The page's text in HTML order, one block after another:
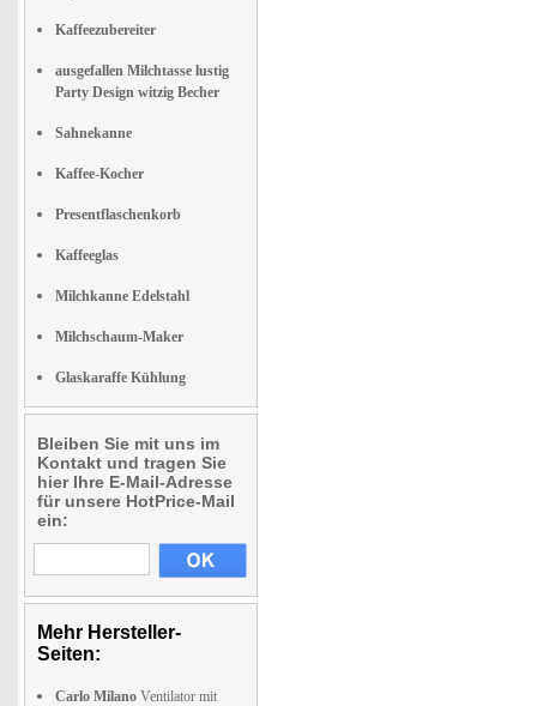
Kaffeezubereiter
ausgefallen Milchtasse lustig
Party Design witzig Becher
Sahnekanne
Kaffee-Kocher
Presentflaschenkorb
Kaffeeglas
Milchkanne Edelstahl
Milchschaum-Maker
Glaskaraffe Kühlung
Bleiben Sie mit uns im
Kontakt und tragen Sie
hier Ihre E-Mail-Adresse
für unsere HotPrice-Mail
ein:
Mehr Hersteller-
Seiten:
Carlo Milano Ventilator mit